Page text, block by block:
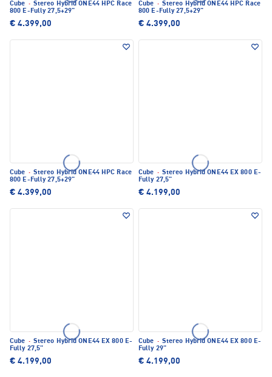
Cube · Stereo Hybrid ONE44 HPC Race
800 E-Fully 27,5+29"
€ 4.399,00
Cube · Stereo Hybrid ONE44 HPC Race
800 E-Fully 27,5+29"
€ 4.399,00
Cube · Stereo Hybrid ONE44 HPC Race
800 E-Fully 27,5+29"
€ 4.399,00
Cube · Stereo Hybrid ONE44 EX 800 E-
Fully 27,5"
€ 4.199,00
Cube · Stereo Hybrid ONE44 EX 800 E-
Fully 27,5"
€ 4.199,00
Cube · Stereo Hybrid ONE44 EX 800 E-
Fully 29"
€ 4.199,00